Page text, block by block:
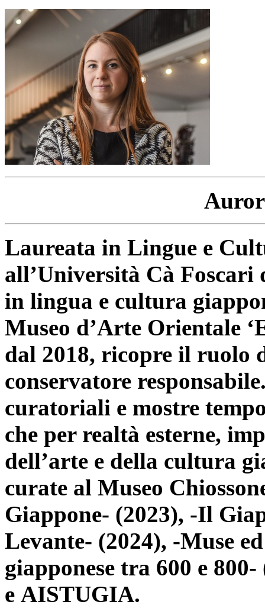
Laureata in Lingue e
all’Università Cà Foscari
in lingua e cultura
Museo d’Arte Orientale
dal 2018, ricopre il ruolo
conservatore
curatoriali e mostre
che per realtà esterne,
dell’arte e della cultura
curate al Museo
Giappone- (2023), -Il
Levante- (2024), -Muse
giapponese tra 600 e
e AISTUGIA.